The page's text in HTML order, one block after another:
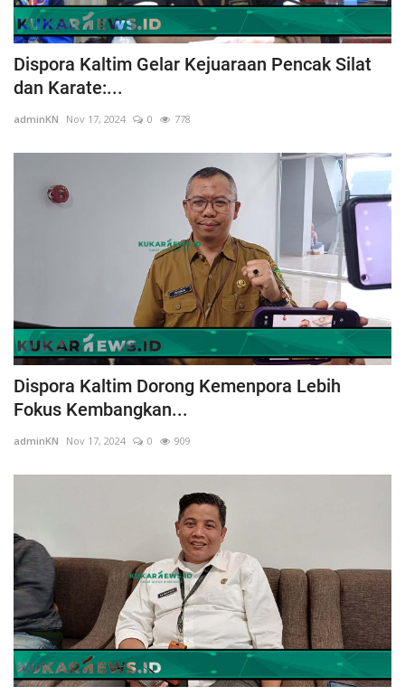
Susunan Redaksi
Ragam
Advertorial
Dispora Kaltim Gelar Kejuaraan Pencak Silat
dan Karate:...
adminKN Nov 17, 2024 0 778
Dispora Kaltim Dorong Kemenpora Lebih
Fokus Kembangkan...
adminKN Nov 17, 2024 0 909